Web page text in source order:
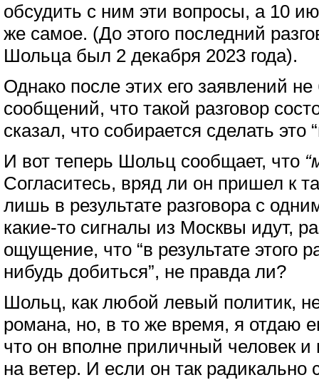
обсудить с ним эти вопросы, а 10
же самое. (До этого последний
Шольца был 2 декабря 2023 года).
Однако после этих его заявлений
сообщений, что такой разговор
сказал, что собирается сделать
И вот теперь Шольц сообщает, что
Согласитесь, вряд ли он пришел к
лишь в результате разговора с
какие-то сигналы из Москвы идут,
ощущение, что “в результате этого
нибудь добиться”, не правда ли?
Шольц, как любой левый политик,
романа, но, в то же время, я отдаю
что он вполне приличный человек
на ветер. И если он так